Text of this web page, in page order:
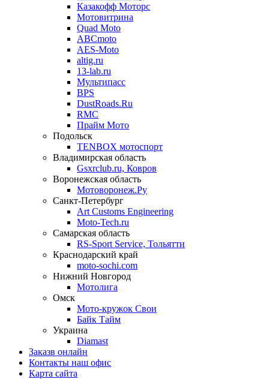
Казакофф Моторс
Мотовитрина
Quad Moto
ABCmoto
AES-Moto
altig.ru
13-lab.ru
Мультипасс
BPS
DustRoads.Ru
RMC
Прайм Мото
Подольск
TENBOX мотоспорт
Владимирская область
Gsxrclub.ru, Ковров
Воронежская область
Мотоворонеж.Ру
Санкт-Петербург
Art Customs Engineering
Moto-Tech.ru
Самарская область
RS-Sport Service, Тольятти
Краснодарский край
moto-sochi.com
Нижний Новгород
Мотолига
Омск
Мото-кружок Свои
Байк Тайм
Украина
Diamast
Заказв онлайн
Контакты наш офис
Карта сайта